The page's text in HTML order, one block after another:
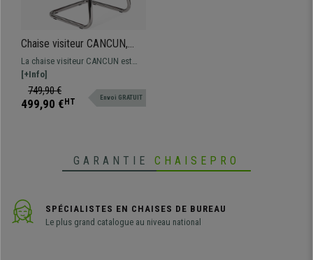
Chaise visiteur CANCUN,
Rembourrage Épais,
Structure Métallique, en Cuir
Bordeaux
La chaise visiteur CANCUN est
très confortable grâce à son
rembourrage à haute densité et
ses formes ergonomiques. La
[+Info]
749,90 €
499,90 € HT Envoi GRATUIT
GARANTIE CHAISEPRO
SPÉCIALISTES EN CHAISES DE BUREAU
Le plus grand catalogue au niveau national